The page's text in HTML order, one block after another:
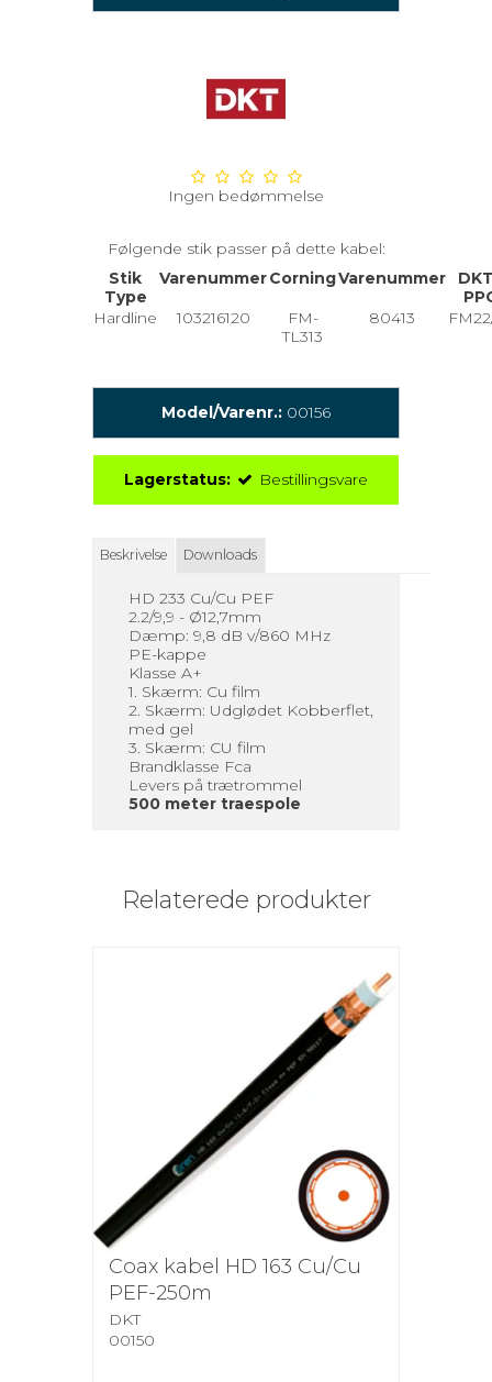
Ingen bedømmelse
Følgende stik passer på dette kabel:
Stik
Type
VarenummerCorningVarenummer
Hardline
103216120
FM-
TL313
80413
Model/Varenr.: 00156
Lagerstatus: Bestillingsvare
Beskrivelse Downloads
HD 233 Cu/Cu PEF
2.2/9,9 - Ø12,7mm
Dæmp: 9,8 dB v/860 MHz
PE-kappe
Klasse A+
1. Skærm: Cu film
2. Skærm: Udglødet Kobberflet,
med gel
3. Skærm: CU film
Brandklasse Fca
Levers på trætrommel
500 meter traespole
Relaterede produkter
Coax kabel HD 163 Cu/Cu
PEF-250m
DKT
00150